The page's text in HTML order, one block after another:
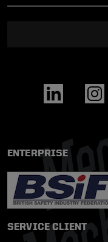
ENTERPRISE
SERVICE CLIENT